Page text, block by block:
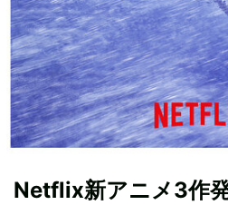
Netflix新アニメ3作